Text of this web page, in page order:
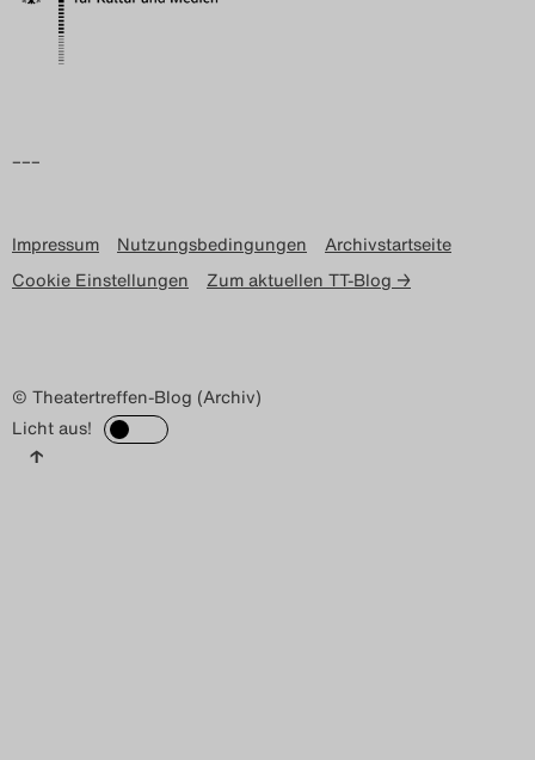
–––
Impressum Nutzungsbedingungen
Archivstartseite
Cookie Einstellungen
Zum aktuellen TT-Blog →
© Theatertreffen-Blog (Archiv)
Licht aus!
↑